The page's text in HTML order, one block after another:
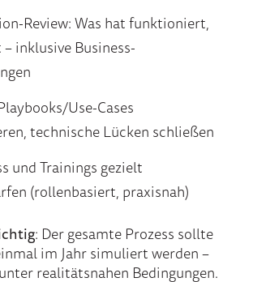
Review: Was hat funktioniert,
inklusive Business-
Use-Cases
technische Lücken schließen
und Trainings gezielt
(rollenbasiert, praxisnah)
: Der gesamte Prozess sollte
im Jahr simuliert werden –
realitätsnahen Bedingungen.